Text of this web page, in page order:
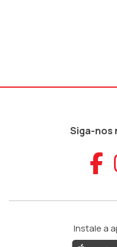
Siga-nos
Instale a